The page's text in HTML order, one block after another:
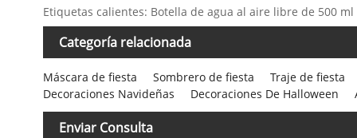
Etiquetas calientes: Botella de agua al aire libre de 500
Categoría relacionada
Máscara de fiesta Sombrero de fiesta
Traje de fiesta
Decoraciones Navideñas
Decoraciones De Halloween
Enviar Consulta